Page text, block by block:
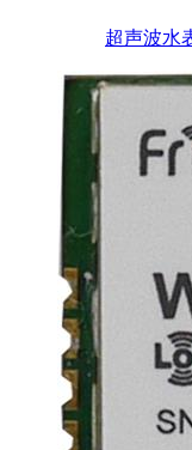
超声波水